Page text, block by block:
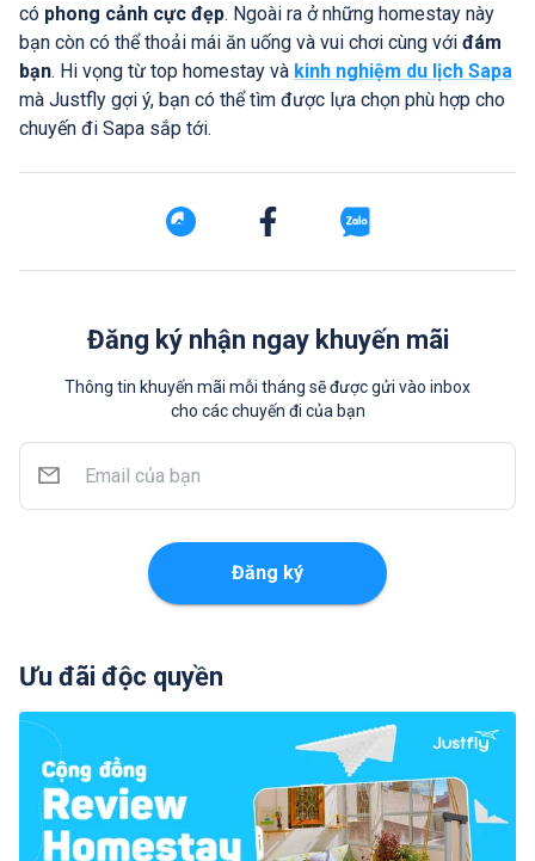
có phong cảnh cực đẹp. Ngoài ra ở những homestay này
bạn còn có thể thoải mái ăn uống và vui chơi cùng với đám
bạn. Hi vọng từ top homestay và kinh nghiệm du lịch Sapa
mà Justfly gợi ý, bạn có thể tìm được lựa chọn phù hợp cho
chuyến đi Sapa sắp tới.
Đăng ký nhận ngay khuyến mãi
Thông tin khuyến mãi mỗi tháng sẽ được gửi vào inbox
cho các chuyến đi của bạn
Đăng ký
Ưu đãi độc quyền